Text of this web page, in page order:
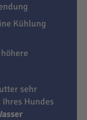
Kühlung
sehr
Hundes